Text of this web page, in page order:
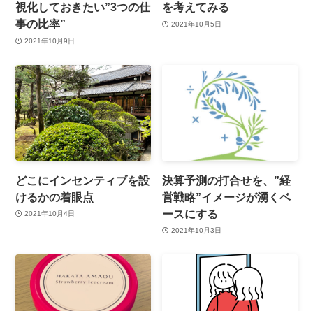
視化しておきたい”3つの仕
事の比率”
2021年10月9日
を考えてみる
2021年10月5日
どこにインセンティブを設
けるかの着眼点
2021年10月4日
決算予測の打合せを、”経
営戦略”イメージが湧くベ
ースにする
2021年10月3日